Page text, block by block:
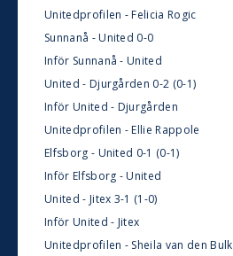
Unitedprofilen - Felicia Rogic
Sunnanå - United 0-0
Inför Sunnanå - United
United - Djurgården 0-2 (0-1)
Inför United - Djurgården
Unitedprofilen - Ellie Rappole
Elfsborg - United 0-1 (0-1)
Inför Elfsborg - United
United - Jitex 3-1 (1-0)
Inför United - Jitex
Unitedprofilen - Sheila van den Bulk